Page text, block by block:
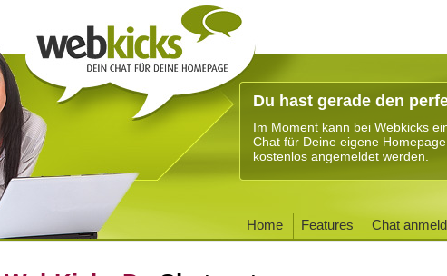
Du hast gerade den
Im Moment kann bei Webkicks
Chat für Deine eigene Homepage
kostenlos angemeldet werden.
Home Features Chat